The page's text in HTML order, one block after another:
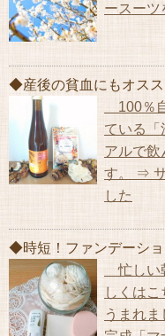
ースーツ
◆産後の貧血にもオス
100％
ている「
アルで飲
す。 ⇒
した
◆時短！ファンデーシ
忙しい
しくは
うまれ